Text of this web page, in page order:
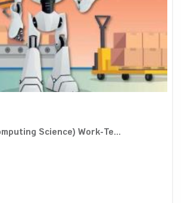
Science) Work-Te...